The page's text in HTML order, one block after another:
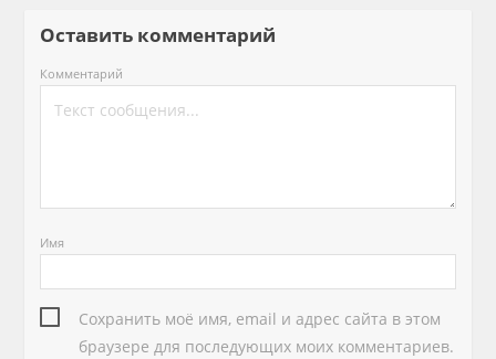
Оставить комментарий
Комментарий
Имя
Сохранить моё имя, email и адрес сайта в этом
браузере для последующих моих комментариев.